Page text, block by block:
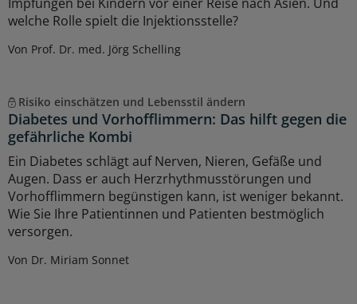
welche Rolle spielt die Injektionsstelle?
Von Prof. Dr. med. Jörg Schelling
Risiko einschätzen und Lebensstil ändern
Diabetes und Vorhofflimmern: Das hilft gegen die
gefährliche Kombi
Ein Diabetes schlägt auf Nerven, Nieren, Gefäße und
Augen. Dass er auch Herzrhythmusstörungen und
Vorhofflimmern begünstigen kann, ist weniger bekannt.
Wie Sie Ihre Patientinnen und Patienten bestmöglich
versorgen.
Von Dr. Miriam Sonnet